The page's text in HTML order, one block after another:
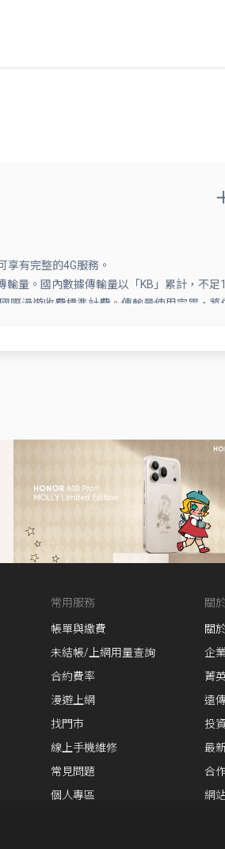
享有完整的4G服務。
量。國內數據傳輸量以「KB」累計，不足
際漫遊收費標準計費。傳輸量使用完畢，將
(多)方通話功能。
業行為或利用各項優惠從事任何不合常理之
語音、長時間持續連結上網、作為伺服器設
連結、大量訊務使用（如：自動應答、自動
替代或備援、P2P檔案分享、透過軟體或其
服務契約：1.散播電腦病毒；2.干擾系統正
侵入本公司網路或危害網路安全、主動或協
標頭資訊；4.以任何方式誤導他人或隱瞞任
知者。
移動速度及與基地台距離等因素影響，若
將可能降低，期間產生之用量仍以原適用服
室內使用，因受建物遮蔽及室內裝潢影響
數計算包合空格、標點符號。超過一則之
bytes：12元 + (n-300)*0.03元/則(n=
常用服務
帳單與繳費
未結帳/上網用量查詢
合約費率
漫遊上網
找門市
線上手機維修
常見問題
個人專區
關
關
企
菁
遠
投
最
合
網